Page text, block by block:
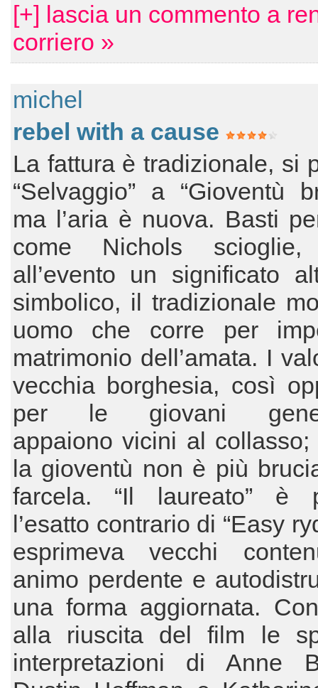
[+] lascia un commento a
corriero »
michel
rebel with a cause
La fattura è tradizionale, si
“Selvaggio” a “Gioventù
ma l’aria è nuova. Basti
come Nichols scioglie,
all’evento un significato
simbolico, il tradizionale
uomo che corre per
matrimonio dell’amata. I
vecchia borghesia, così
per le giovani
appaiono vicini al collasso;
la gioventù non è più
farcela. “Il laureato” è
l’esatto contrario di “Easy
esprimeva vecchi
animo perdente e
una forma aggiornata.
alla riuscita del film le
interpretazioni di Anne